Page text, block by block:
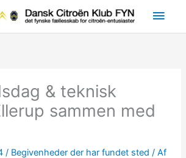
& teknisk
sammen med
/ Begivenheder der har fundet sted / Af